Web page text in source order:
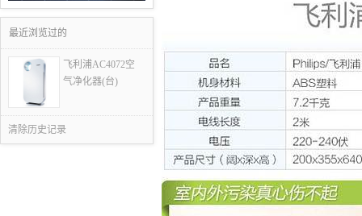
最近浏览过的
飞利浦AC4072空
气净化器(台)
清除历史记录